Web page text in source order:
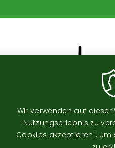
Wir verwenden auf
Nutzungserlebnis zu
Cookies akzeptieren",